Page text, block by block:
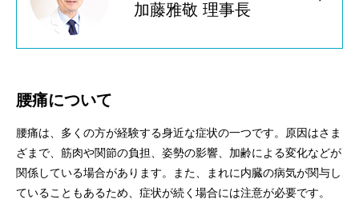
加藤雅敬 理事長
腰痛について
腰痛は、多くの方が経験する身近な症状の一つです。原因はさま
ざまで、筋肉や関節の負担、姿勢の影響、加齢による変化などが
関係している場合があります。また、まれに内臓の病気が関与し
ていることもあるため、症状が続く場合には注意が必要です。